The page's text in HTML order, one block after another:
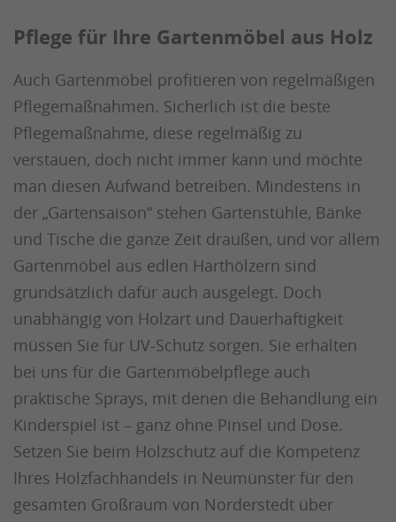
Pflege für Ihre Gartenmöbel aus Holz
Auch Gartenmöbel profitieren von regelmäßigen
Pflegemaßnahmen. Sicherlich ist die beste
Pflegemaßnahme, diese regelmäßig zu
verstauen, doch nicht immer kann und möchte
man diesen Aufwand betreiben. Mindestens in
der „Gartensaison“ stehen Gartenstühle, Bänke
und Tische die ganze Zeit draußen, und vor allem
Gartenmöbel aus edlen Harthölzern sind
grundsätzlich dafür auch ausgelegt. Doch
unabhängig von Holzart und Dauerhaftigkeit
müssen Sie für UV-Schutz sorgen. Sie erhalten
bei uns für die Gartenmöbelpflege auch
praktische Sprays, mit denen die Behandlung ein
Kinderspiel ist – ganz ohne Pinsel und Dose.
Setzen Sie beim Holzschutz auf die Kompetenz
Ihres Holzfachhandels in Neumünster für den
gesamten Großraum von Norderstedt über